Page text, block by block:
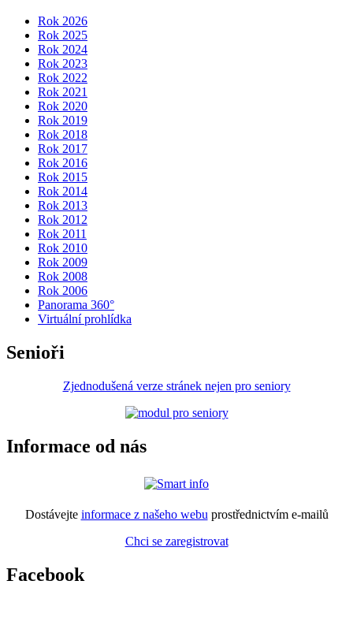
Rok 2026
Rok 2025
Rok 2024
Rok 2023
Rok 2022
Rok 2021
Rok 2020
Rok 2019
Rok 2018
Rok 2017
Rok 2016
Rok 2015
Rok 2014
Rok 2013
Rok 2012
Rok 2011
Rok 2010
Rok 2009
Rok 2008
Rok 2006
Panorama 360°
Virtuální prohlídka
Senioři
Zjednodušená verze stránek nejen pro seniory
Informace od nás
Dostávejte informace z našeho webu prostřednictvím e-mailů
Chci se zaregistrovat
Facebook